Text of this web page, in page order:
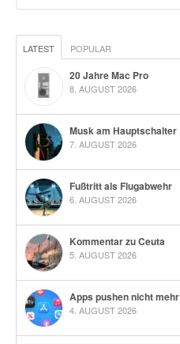
LATEST POPULAR
20 Jahre Mac Pro
8. AUGUST 2026
Musk am Hauptschalter
7. AUGUST 2026
Fußtritt als Flugabwehr
6. AUGUST 2026
Kommentar zu Ceuta
5. AUGUST 2026
Apps pushen nicht mehr
4. AUGUST 2026